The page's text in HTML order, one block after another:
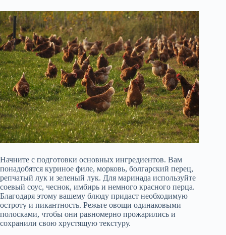
Начните с подготовки основных ингредиентов. Вам
понадобятся куриное филе, морковь, болгарский перец,
репчатый лук и зеленый лук. Для маринада используйте
соевый соус, чеснок, имбирь и немного красного перца.
Благодаря этому вашему блюду придаст необходимую
остроту и пикантность. Режьте овощи одинаковыми
полосками, чтобы они равномерно прожарились и
сохранили свою хрустящую текстуру.